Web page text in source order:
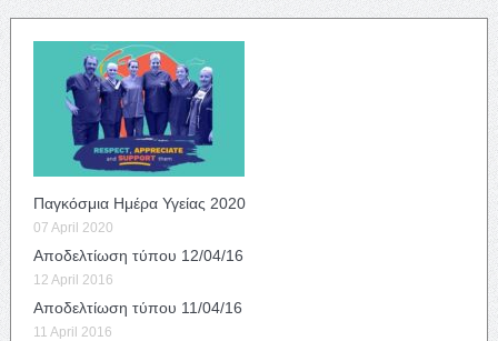
Παγκόσμια Ημέρα Υγείας 2020
07 April 2020
Αποδελτίωση τύπου 12/04/16
12 April 2016
Αποδελτίωση τύπου 11/04/16
11 April 2016